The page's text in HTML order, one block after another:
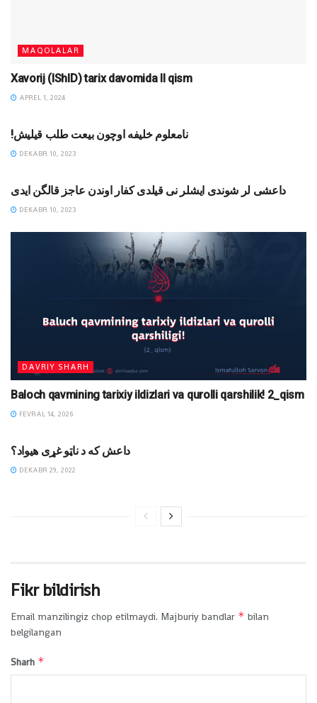
MAQOLALAR
Xavorij (IShID) tarix davomida II qism
APREL 1, 2024
!نامعلوم خلیفه اوچون بیعت طلب قیلیش
DEKABR 10, 2023
داعشی لر شوندی ایشلر نی قیلدی کفار اوندن عاجز قالگن ایدی
DEKABR 10, 2023
DAVRIY SHARH
Baloch qavmining tarixiy ildizlari va qurolli qarshilik! 2_qism
FEVRAL 14, 2026
داعش که د ناټو غړی هیواد؟
DEKABR 29, 2022
Fikr bildirish
Email manzilingiz chop etilmaydi. Majburiy bandlar * bilan
belgilangan
Sharh *